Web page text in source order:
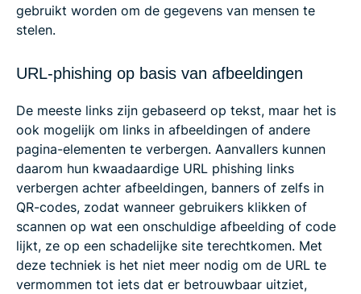
gebruikt worden om de gegevens van mensen te
stelen.
URL-phishing op basis van afbeeldingen
De meeste links zijn gebaseerd op tekst, maar het is
ook mogelijk om links in afbeeldingen of andere
pagina-elementen te verbergen. Aanvallers kunnen
daarom hun kwaadaardige URL phishing links
verbergen achter afbeeldingen, banners of zelfs in
QR-codes, zodat wanneer gebruikers klikken of
scannen op wat een onschuldige afbeelding of code
lijkt, ze op een schadelijke site terechtkomen. Met
deze techniek is het niet meer nodig om de URL te
vermommen tot iets dat er betrouwbaar uitziet,